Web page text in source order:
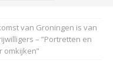
van Groningen is van
– ”Portretten en
omkijken”